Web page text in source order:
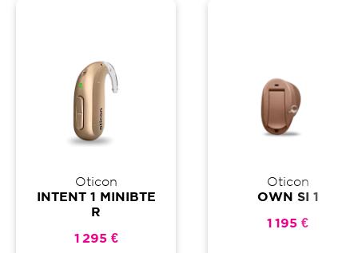
Oticon
INTENT 1 MINIBTE
R
1 295 €
Oticon
OWN SI 1
1 195 €